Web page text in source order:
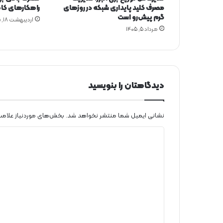
ت
خ
س
ر
ت
ا
د
ک
ر
مصرف کلید پایداری شبکه در روزهای
گرم پیش‌رو است
مرداد ۵, ۱۴۰۵
راهکارهای
اردیبهشت ۱۸, ۱۴۰۵
دیدگاهتان را بنویسید
نشانی ایمیل شما منتشر نخواهد شد. بخش‌های موردنیاز